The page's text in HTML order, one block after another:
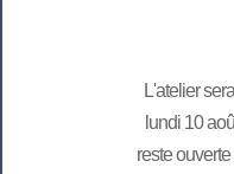
département de
découvrir le
L'atelier
lundi 10
reste